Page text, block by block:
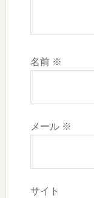
名前 ※
メール ※
サイト